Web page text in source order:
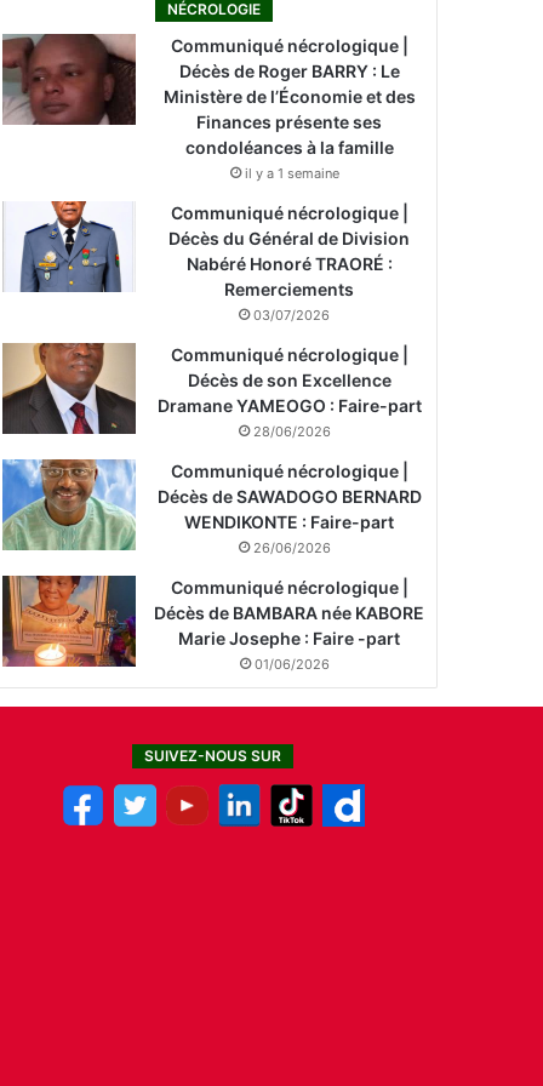
NÉCROLOGIE
Communiqué nécrologique |
Décès de Roger BARRY : Le
Ministère de l’Économie et des
Finances présente ses
condoléances à la famille
il y a 1 semaine
Communiqué nécrologique |
Décès du Général de Division
Nabéré Honoré TRAORÉ :
Remerciements
03/07/2026
Communiqué nécrologique |
Décès de son Excellence
Dramane YAMEOGO : Faire-part
28/06/2026
Communiqué nécrologique |
Décès de SAWADOGO BERNARD
WENDIKONTE : Faire-part
26/06/2026
Communiqué nécrologique |
Décès de BAMBARA née KABORE
Marie Josephe : Faire -part
01/06/2026
SUIVEZ-NOUS SUR